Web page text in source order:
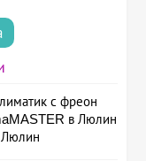
с фреон
в Люлин